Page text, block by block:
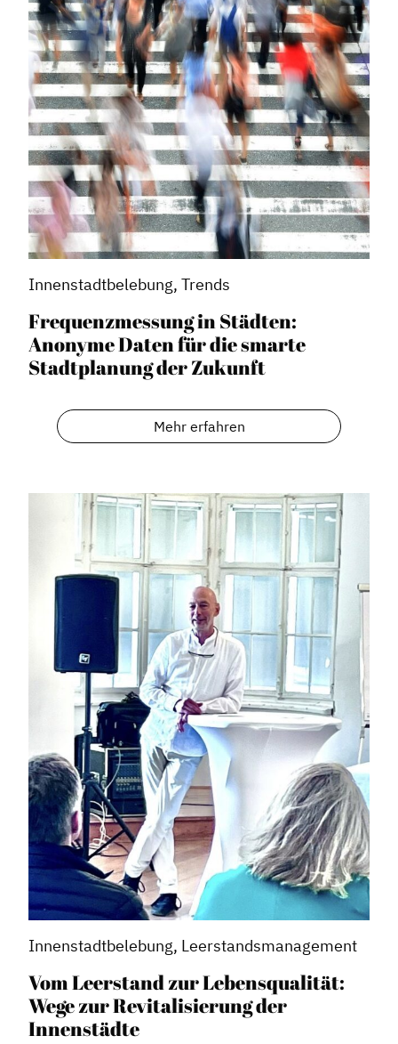
Innenstadtbelebung, Trends
Frequenzmessung in Städten:
Anonyme Daten für die smarte
Stadtplanung der Zukunft
Mehr erfahren
Innenstadtbelebung, Leerstandsmanagement
Vom Leerstand zur Lebensqualität:
Wege zur Revitalisierung der
Innenstädte